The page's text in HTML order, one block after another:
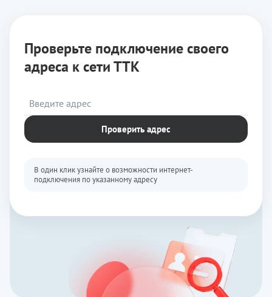
Проверьте подключение своего
адреса к сети ТТК
Проверить адрес
В один клик узнайте о возможности интернет-
подключения по указанному адресу